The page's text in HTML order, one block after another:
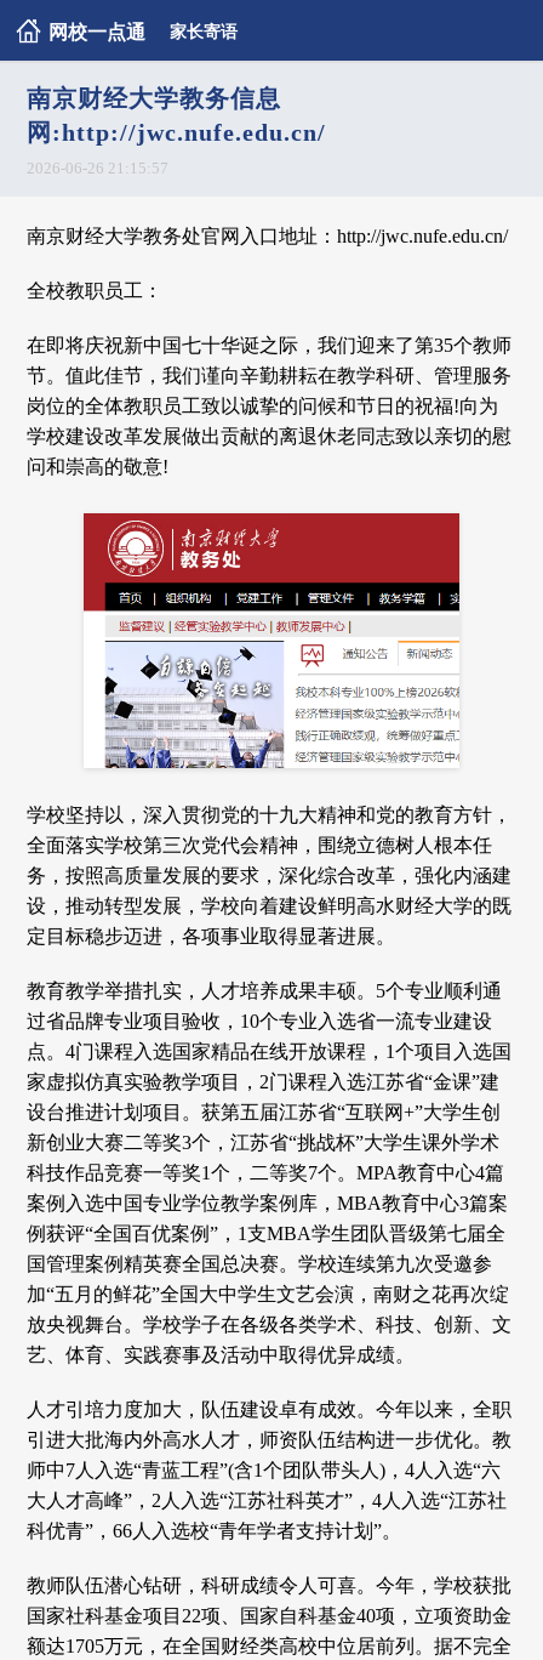
网校一点通 家长寄语
南京财经大学教务信息
网:http://jwc.nufe.edu.cn/
2026-06-26 21:15:57
南京财经大学教务处官网入口地址：http://jwc.nufe.edu.cn/
全校教职员工：
在即将庆祝新中国七十华诞之际，我们迎来了第35个教师
节。值此佳节，我们谨向辛勤耕耘在教学科研、管理服务
岗位的全体教职员工致以诚挚的问候和节日的祝福!向为
学校建设改革发展做出贡献的离退休老同志致以亲切的慰
问和崇高的敬意!
学校坚持以，深入贯彻党的十九大精神和党的教育方针，
全面落实学校第三次党代会精神，围绕立德树人根本任
务，按照高质量发展的要求，深化综合改革，强化内涵建
设，推动转型发展，学校向着建设鲜明高水财经大学的既
定目标稳步迈进，各项事业取得显著进展。
教育教学举措扎实，人才培养成果丰硕。5个专业顺利通
过省品牌专业项目验收，10个专业入选省一流专业建设
点。4门课程入选国家精品在线开放课程，1个项目入选国
家虚拟仿真实验教学项目，2门课程入选江苏省“金课”建
设台推进计划项目。获第五届江苏省“互联网+”大学生创
新创业大赛二等奖3个，江苏省“挑战杯”大学生课外学术
科技作品竞赛一等奖1个，二等奖7个。MPA教育中心4篇
案例入选中国专业学位教学案例库，MBA教育中心3篇案
例获评“全国百优案例”，1支MBA学生团队晋级第七届全
国管理案例精英赛全国总决赛。学校连续第九次受邀参
加“五月的鲜花”全国大中学生文艺会演，南财之花再次绽
放央视舞台。学校学子在各级各类学术、科技、创新、文
艺、体育、实践赛事及活动中取得优异成绩。
人才引培力度加大，队伍建设卓有成效。今年以来，全职
引进大批海内外高水人才，师资队伍结构进一步优化。教
师中7人入选“青蓝工程”(含1个团队带头人)，4人入选“六
大人才高峰”，2人入选“江苏社科英才”，4人入选“江苏社
科优青”，66人入选校“青年学者支持计划”。
教师队伍潜心钻研，科研成绩令人可喜。今年，学校获批
国家社科基金项目22项、国家自科基金40项，立项资助金
额达1705万元，在全国财经类高校中位居前列。据不完全